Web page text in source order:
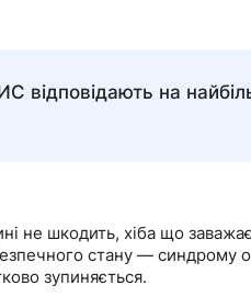
відповідають на
не шкодить, хіба що
стану — синдрому
зупиняється.